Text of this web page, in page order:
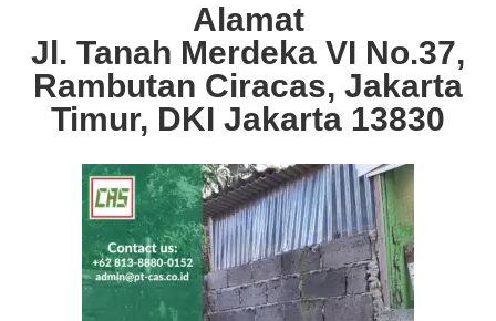
Alamat
Jl. Tanah Merdeka VI No.37,
Rambutan Ciracas, Jakarta
Timur, DKI Jakarta 13830